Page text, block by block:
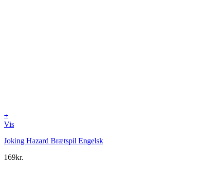
+
Vis
Joking Hazard Brætspil Engelsk
169kr.